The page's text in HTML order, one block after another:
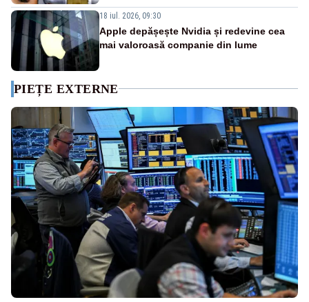
18 iul. 2026, 09:30
Apple depășește Nvidia și redevine cea
mai valoroasă companie din lume
PIEȚE EXTERNE